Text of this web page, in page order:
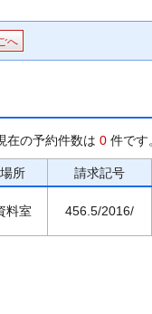
へ
在の予約件数は 0 件です
所 請求記号
料室 456.5/2016/